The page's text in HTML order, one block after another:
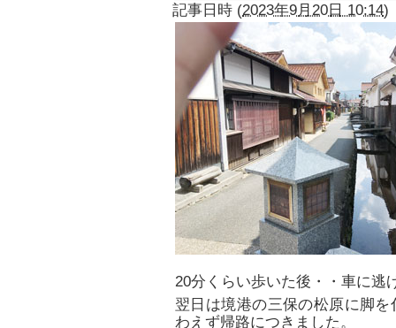
記事日時 (2023年9月20日 10:14)
20分くらい歩いた後・・車に逃
翌日は境港の三保の松原に脚
わえず帰路につきました。